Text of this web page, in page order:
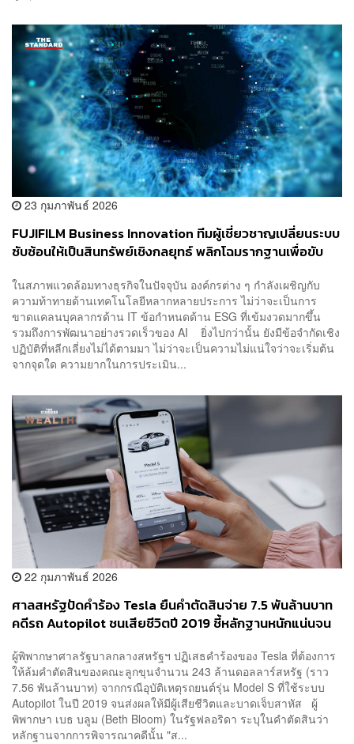
23 กุมภาพันธ์ 2026
FUJIFILM Business Innovation ทีมผู้เชี่ยวชาญเปลี่ยนระบบ
ซับซ้อนให้เป็นสินทรัพย์เชิงกลยุทธ์ พลิกโฉมรากฐานเพื่อขับ
[ADVERTORIAL]
ในสภาพแวดล้อมทางธุรกิจในปัจจุบัน องค์กรต่าง ๆ กำลังเผชิญกับ
ความท้าทายด้านเทคโนโลยีหลากหลายประการ ไม่ว่าจะเป็นการ
ขาดแคลนบุคลากรด้าน IT ข้อกำหนดด้าน ESG ที่เข้มงวดมากขึ้น
รวมถึงการพัฒนาอย่างรวดเร็วของ AI ยิ่งไปกว่านั้น ยังมีข้อจำกัดเชิง
ปฏิบัติที่หลีกเลี่ยงไม่ได้ตามมา ไม่ว่าจะเป็นความไม่แน่ใจว่าจะเริ่มต้น
จากจุดใด ความยากในการประเมิน...
22 กุมภาพันธ์ 2026
ศาลสหรัฐปัดคำร้อง Tesla ยืนคำตัดสินจ่าย 7.5 พันล้านบาท
คดีรถ Autopilot ชนเสียชีวิตปี 2019 ชี้หลักฐานหนักแน่นจน
ผู้พิพากษาศาลรัฐบาลกลางสหรัฐฯ ปฏิเสธคำร้องของ Tesla ที่ต้องการ
ให้ล้มคำตัดสินของคณะลูกขุนจำนวน 243 ล้านดอลลาร์สหรัฐ (ราว
7.56 พันล้านบาท) จากกรณีอุบัติเหตุรถยนต์รุ่น Model S ที่ใช้ระบบ
Autopilot ในปี 2019 จนส่งผลให้มีผู้เสียชีวิตและบาดเจ็บสาหัส ผู้
พิพากษา เบธ บลูม (Beth Bloom) ในรัฐฟลอริดา ระบุในคำตัดสินว่า
หลักฐานจากการพิจารณาคดีนั้น "ส...